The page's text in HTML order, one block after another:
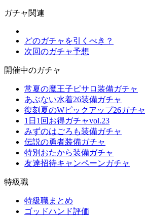
ガチャ関連
どのガチャを引くべき？
次回のガチャ予想
開催中のガチャ
常夏の魔王子ピサロ装備ガチャ
あぶない水着26装備ガチャ
復刻夏のWピックアップ26ガチャ
1日1回お得ガチャvol.23
みずのはごろも装備ガチャ
伝説の勇者装備ガチャ
特別おたから装備ガチャ
友達招待キャンペーンガチャ
特級職
特級職まとめ
ゴッドハンド評価